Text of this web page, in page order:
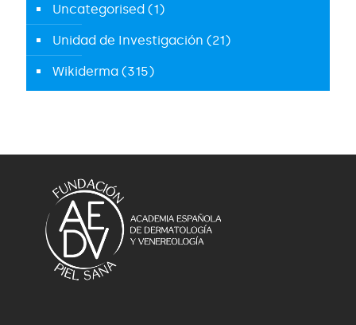
Uncategorised (1)
Unidad de Investigación (21)
Wikiderma (315)